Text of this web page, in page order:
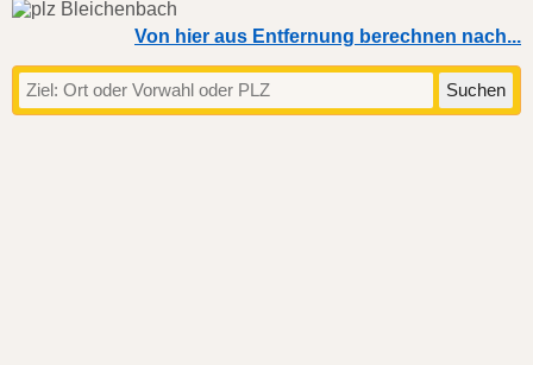
Von hier aus Entfernung berechnen nach...